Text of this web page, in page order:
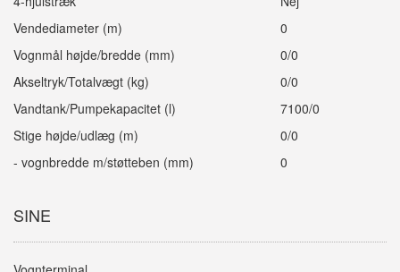
Vendediameter (m)
Vognmål højde/bredde (mm)
Akseltryk/Totalvægt (kg)
Vandtank/Pumpekapacitet (l)
Stige højde/udlæg (m)
- vognbredde m/støtteben (mm)
0
0/0
0/0
7100/0
0/0
0
SINE